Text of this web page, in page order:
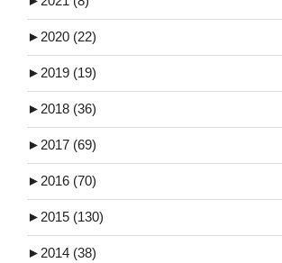
► 2020 (22)
► 2019 (19)
► 2018 (36)
► 2017 (69)
► 2016 (70)
► 2015 (130)
► 2014 (38)